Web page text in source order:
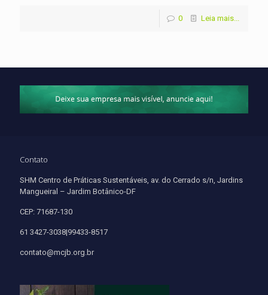
0 Leia mais...
Contato
SHM Centro de Práticas Sustentáveis, av. do Cerrado s/n, Jardins
Mangueiral – Jardim Botânico-DF
CEP: 71687-130
61 3427-3038|99433-8517
contato@mcjb.org.br